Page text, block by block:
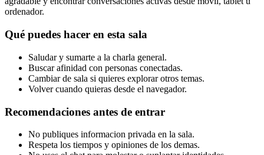
ordenador.
Qué puedes hacer en esta sala
Saludar y sumarte a la charla general.
Buscar afinidad con personas conectadas.
Cambiar de sala si quieres explorar otros temas.
Volver cuando quieras desde el navegador.
Recomendaciones antes de entrar
No publiques informacion privada en la sala.
Respeta los tiempos y opiniones de los demas.